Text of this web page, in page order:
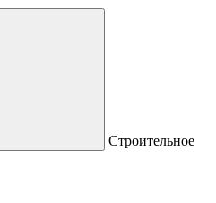
Строительное